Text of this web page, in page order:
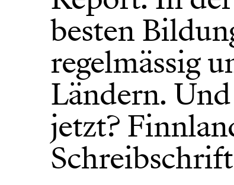
besten
regelmässig
Ländern.
jetzt?